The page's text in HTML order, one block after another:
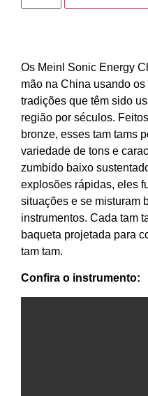
Os Meinl Sonic Energy
mão na China usando
tradições que têm sido
região por séculos.
bronze, esses tam tams
variedade de tons e
zumbido baixo
explosões rápidas, eles
situações e se misturam
instrumentos. Cada tam
baqueta projetada para
tam tam.
Confira o instrumento: